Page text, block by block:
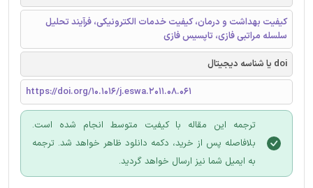
کیفیت بهداشت و درمان، کیفیت خدمات الکترونیکی، فرآیند تحلیل
سلسله مراتبی فازی، تاپسیس فازی
doi یا شناسه دیجیتال
https://doi.org/10.1016/j.eswa.2011.08.061
ترجمه این مقاله با کیفیت متوسط انجام شده است.
بلافاصله پس از خرید، دکمه دانلود ظاهر خواهد شد. ترجمه
به ایمیل شما نیز ارسال خواهد گردید.